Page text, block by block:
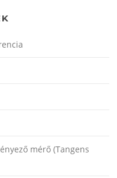
mérő (Tangens